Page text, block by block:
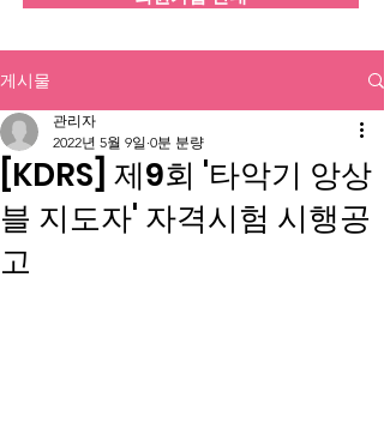
게시물
[KDRS] 제9회 '타악기 앙상
블 지도자' 자격시험 시행공
고
관리자
2022년 5월 9일 0분 분량